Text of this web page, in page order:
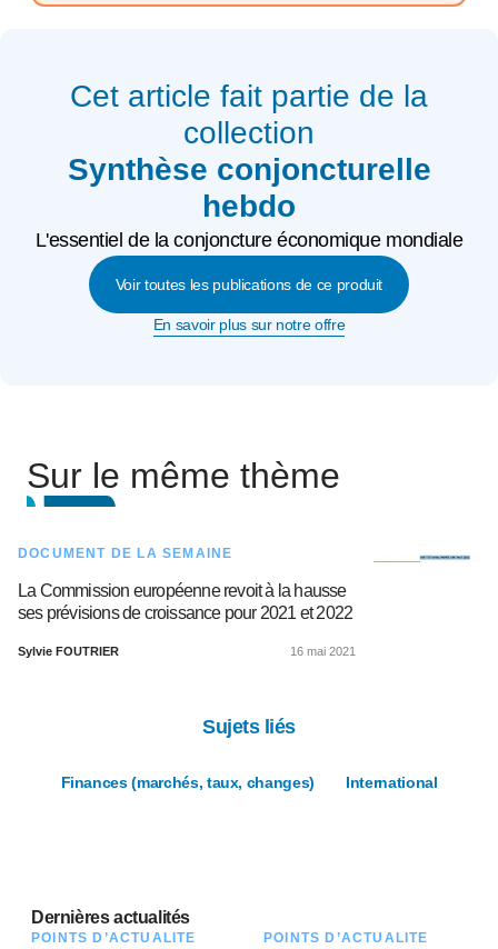
Cet article fait partie de la
collection
Synthèse conjoncturelle
hebdo
L'essentiel de la conjoncture économique mondiale
Voir toutes les publications de ce produit
En savoir plus sur notre offre
Sur le même thème
DOCUMENT DE LA SEMAINE
La Commission européenne revoit à la hausse
ses prévisions de croissance pour 2021 et 2022
Sylvie FOUTRIER 16 mai 2021
Sujets liés
Finances (marchés, taux, changes) International
Dernières actualités
POINTS D’ACTUALITÉ POINTS D’ACTUALITÉ